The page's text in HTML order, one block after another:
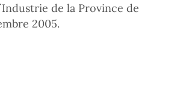
de la Province de
2005.